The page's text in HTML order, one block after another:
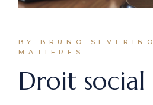
BY BRUNO SEVERINO
MATIERES
Droit social